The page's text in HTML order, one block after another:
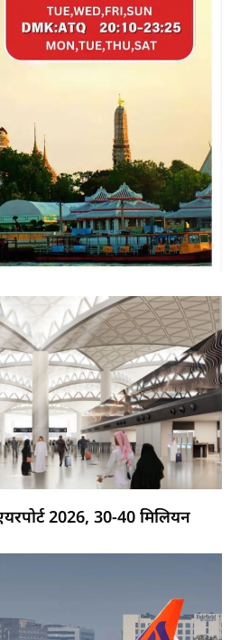
2026, 30-40 मिलियन